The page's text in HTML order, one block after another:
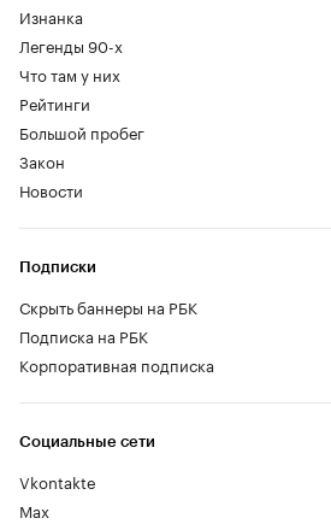
Изнанка
Легенды 90-х
Что там у них
Рейтинги
Большой пробег
Закон
Новости
Социальные сети
Vkontakte
Max
Подписки
Скрыть баннеры на РБК
Подписка на РБК
Корпоративная подписка